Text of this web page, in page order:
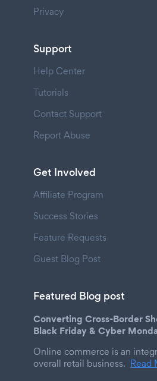
Privacy
Support
Help Center
Tutorials
Contact Support
Report Abuse
Get Involved
Affiliate Program
Success Stories
Feature Requests
Guest Blog Post
Featured Blog post
Converting Cross-Border
Black Friday & Cyber
Online commerce is an
overall retail business. Read